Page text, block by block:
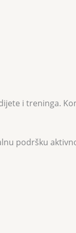
i treninga.
podršku